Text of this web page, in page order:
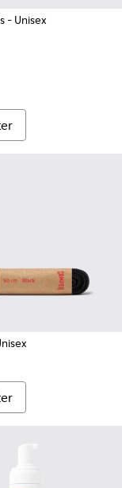
vert foncé
foncéélastiques
- Lacets
002 - Lacets
- Unisex